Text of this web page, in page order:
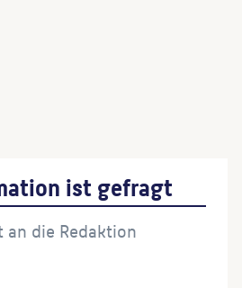
ist gefragt